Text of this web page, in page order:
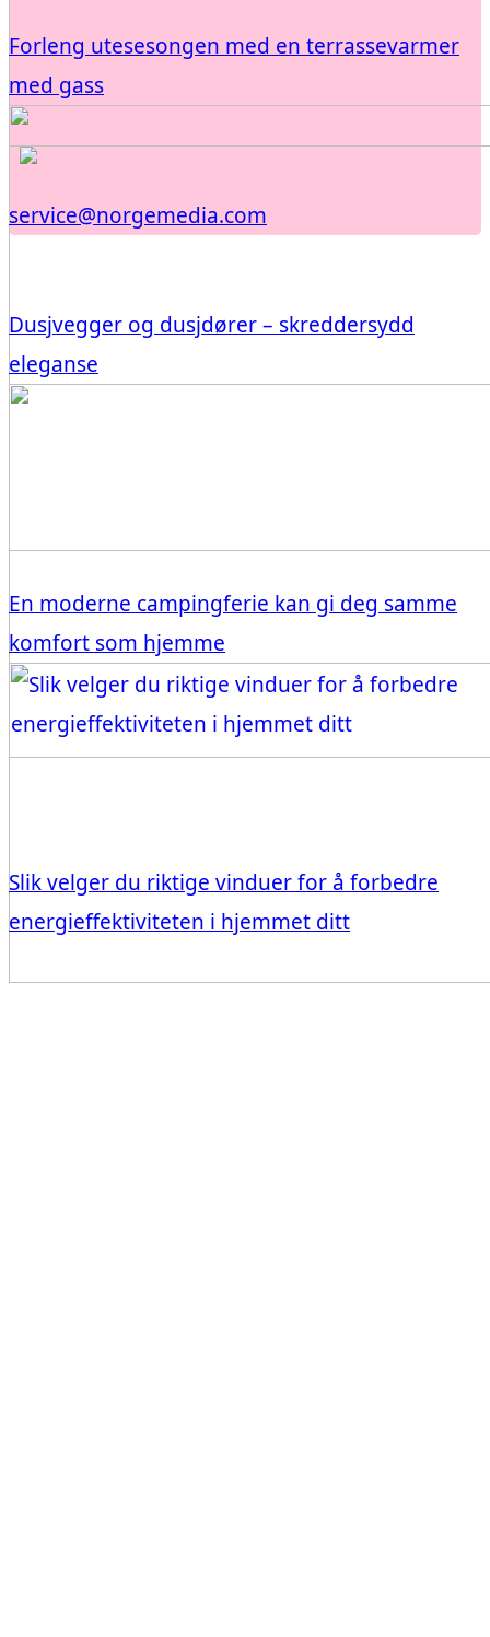
Forleng utesesongen med en terrassevarmer
med gass
Dusjvegger og dusjdører – skreddersydd
eleganse
En moderne campingferie kan gi deg samme
komfort som hjemme
Slik velger du riktige vinduer for å forbedre
energieffektiviteten i hjemmet ditt
service@norgemedia.com